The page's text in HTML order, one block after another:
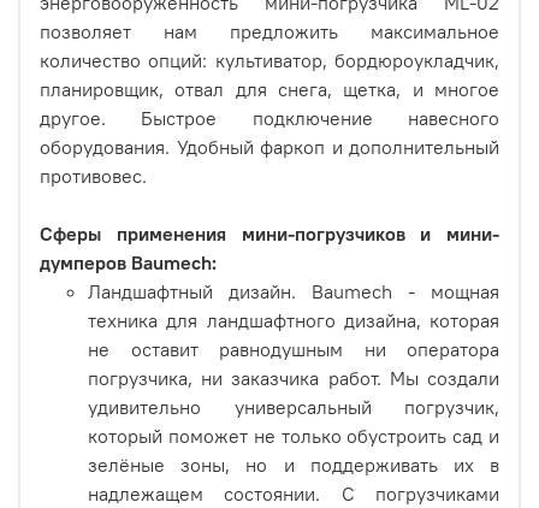
позволяет нам предложить максимальное
количество опций: культиватор, бордюроукладчик,
планировщик, отвал для снега, щетка, и многое
другое. Быстрое подключение навесного
оборудования. Удобный фаркоп и дополнительный
противовес.
Сферы применения мини-погрузчиков и мини-
думперов Baumech:
Ландшафтный дизайн. Baumech - мощная
техника для ландшафтного дизайна, которая
не оставит равнодушным ни оператора
погрузчика, ни заказчика работ. Мы создали
удивительно универсальный погрузчик,
который поможет не только обустроить сад и
зелёные зоны, но и поддерживать их в
надлежащем состоянии. С погрузчиками